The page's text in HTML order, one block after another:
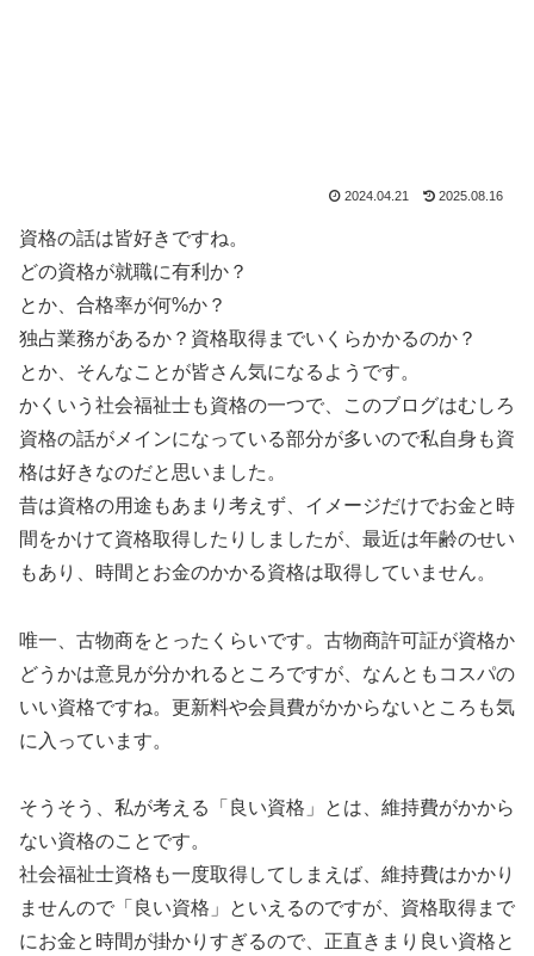
2024.04.21 2025.08.16
資格の話は皆好きですね。
どの資格が就職に有利か？
とか、合格率が何%か？
独占業務があるか？資格取得までいくらかかるのか？
とか、そんなことが皆さん気になるようです。
かくいう社会福祉士も資格の一つで、このブログはむしろ
資格の話がメインになっている部分が多いので私自身も資
格は好きなのだと思いました。
昔は資格の用途もあまり考えず、イメージだけでお金と時
間をかけて資格取得したりしましたが、最近は年齢のせい
もあり、時間とお金のかかる資格は取得していません。
唯一、古物商をとったくらいです。古物商許可証が資格か
どうかは意見が分かれるところですが、なんともコスパの
いい資格ですね。更新料や会員費がかからないところも気
に入っています。
そうそう、私が考える「良い資格」とは、維持費がかから
ない資格のことです。
社会福祉士資格も一度取得してしまえば、維持費はかかり
ませんので「良い資格」といえるのですが、資格取得まで
にお金と時間が掛かりすぎるので、正直きまり良い資格と